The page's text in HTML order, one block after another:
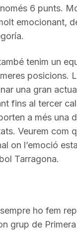
6 punts.
emocionant,
tenim un
posicions.
una gran
fins al tercer
a més una
Veurem com
on l’emoció
Tarragona.
ho fem
grup de